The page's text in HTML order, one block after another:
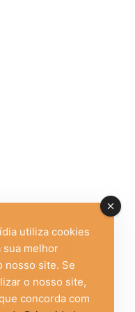
utiliza cookies
sua melhor
nosso site. Se
o nosso site,
concorda com